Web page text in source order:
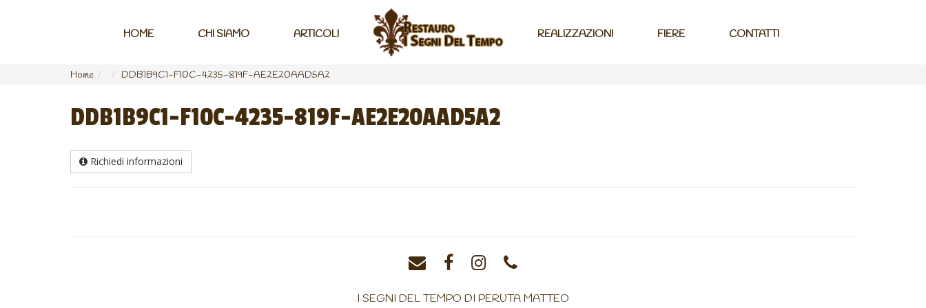
HOME CHI SIAMO ARTICOLI REALIZZAZIONI FIERE CONTATTI
Home DDB1B9C1-F10C-4235-819F-AE2E20AAD5A2
DDB1B9C1-F10C-4235-819F-AE2E20AAD5A2
Richiedi informazioni
I SEGNI DEL TEMPO DI PERUTA MATTEO